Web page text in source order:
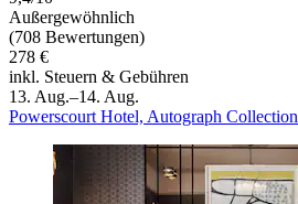
Außergewöhnlich
(708 Bewertungen)
278 €
inkl. Steuern & Gebühren
13. Aug.–14. Aug.
Powerscourt Hotel, Autograph Collection